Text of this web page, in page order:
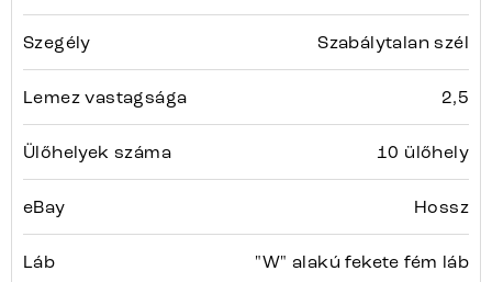
Szegély Szabálytalan szél
Lemez vastagsága 2,5
Ülőhelyek száma 10 ülőhely
eBay Hossz
Láb "W" alakú fekete fém láb